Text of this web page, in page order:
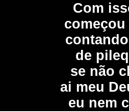
Com
de
se não
ai meu
eu nem